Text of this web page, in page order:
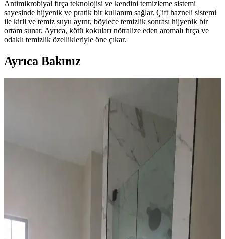
Antimikrobiyal fırça teknolojisi ve kendini temizleme sistemi
sayesinde hijyenik ve pratik bir kullanım sağlar. Çift hazneli sistemi
ile kirli ve temiz suyu ayırır, böylece temizlik sonrası hijyenik bir
ortam sunar. Ayrıca, kötü kokuları nötralize eden aromalı fırça ve
odaklı temizlik özellikleriyle öne çıkar.
Ayrıca Bakınız
Dekorasyonunda Stil Oluşturma Yöntemleri
Habitat mağazalarından ikinci el mobilya alımı, ekonomik ve özgün
dekorasyon için fırsatlar sunar. Doğru seçim, temizlik ve stil
oluşturma evin atmosferini belirler.
Yapay Çiçeklere Koku Katmanın Yöntemleri ve
Malzeme Koruma İpuçları
Yapay çiçeklere koku katarken malzeme zararını önlemek ve
kokunun yoğunluğunu dengelemek için pamuk topları, vazoya
uygulama ve difüzör gibi yöntemler önerilir. Alerji riski ve temizlik
de önemlidir.